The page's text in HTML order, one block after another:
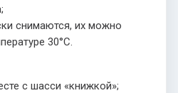
снимаются, их можно
30°С.
с шасси «книжкой»;